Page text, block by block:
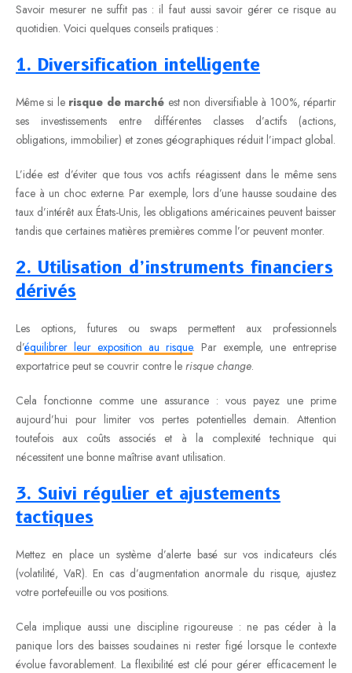
Savoir mesurer ne suffit pas : il faut aussi savoir gérer ce risque au
quotidien. Voici quelques conseils pratiques :
1. Diversification intelligente
Même si le risque de marché est non diversifiable à 100%, répartir
ses investissements entre différentes classes d’actifs (actions,
obligations, immobilier) et zones géographiques réduit l’impact global.
L’idée est d’éviter que tous vos actifs réagissent dans le même sens
face à un choc externe. Par exemple, lors d’une hausse soudaine des
taux d’intérêt aux États-Unis, les obligations américaines peuvent baisser
tandis que certaines matières premières comme l’or peuvent monter.
2. Utilisation d’instruments financiers
dérivés
Les options, futures ou swaps permettent aux professionnels
d’équilibrer leur exposition au risque. Par exemple, une entreprise
exportatrice peut se couvrir contre le risque change.
Cela fonctionne comme une assurance : vous payez une prime
aujourd’hui pour limiter vos pertes potentielles demain. Attention
toutefois aux coûts associés et à la complexité technique qui
nécessitent une bonne maîtrise avant utilisation.
3. Suivi régulier et ajustements
tactiques
Mettez en place un système d’alerte basé sur vos indicateurs clés
(volatilité, VaR). En cas d’augmentation anormale du risque, ajustez
votre portefeuille ou vos positions.
Cela implique aussi une discipline rigoureuse : ne pas céder à la
panique lors des baisses soudaines ni rester figé lorsque le contexte
évolue favorablement. La flexibilité est clé pour gérer efficacement le